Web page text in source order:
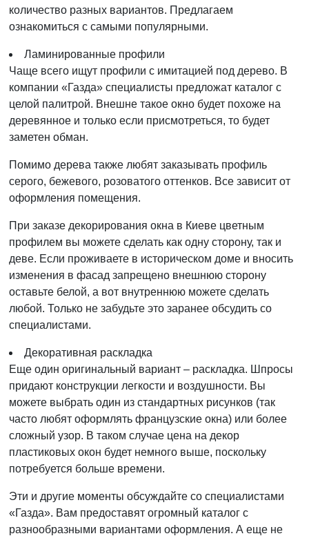
количество разных вариантов. Предлагаем
ознакомиться с самыми популярными.
Ламинированные профили
Чаще всего ищут профили с имитацией под дерево. В
компании «Газда» специалисты предложат каталог с
целой палитрой. Внешне такое окно будет похоже на
деревянное и только если присмотреться, то будет
заметен обман.
Помимо дерева также любят заказывать профиль
серого, бежевого, розоватого оттенков. Все зависит от
оформления помещения.
При заказе декорирования окна в Киеве цветным
профилем вы можете сделать как одну сторону, так и
деве. Если проживаете в историческом доме и вносить
изменения в фасад запрещено внешнюю сторону
оставьте белой, а вот внутреннюю можете сделать
любой. Только не забудьте это заранее обсудить со
специалистами.
Декоративная раскладка
Еще один оригинальный вариант – раскладка. Шпросы
придают конструкции легкости и воздушности. Вы
можете выбрать один из стандартных рисунков (так
часто любят оформлять французские окна) или более
сложный узор. В таком случае цена на декор
пластиковых окон будет немного выше, поскольку
потребуется больше времени.
Эти и другие моменты обсуждайте со специалистами
«Газда». Вам предоставят огромный каталог с
разнообразными вариантами оформления. А еще не